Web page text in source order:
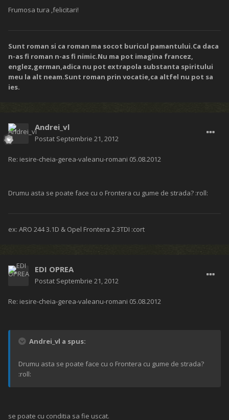
Frumosa tura ,felicitari!
Sunt roman si ca roman ma socot buricul pamantului.Ca daca
n-as fi roman n-as fi nimic.Nu ma pot imagina francez,
englez,german,adica nu pot extrapola substanta spiritului
meu la alt neam.Sunt roman prin vocatie,ca altfel nu pot sa
ies.
Andrei_vl
Postat Septembrie 21, 2012
Re: iesire-cheia-gerea-valeanu-romani 05.08.2012
Drumu asta se poate face cu o Frontera cu gume de strada? :roll:
ex: ARO 244 3.1D & Opel Frontera 2.3TDI :cort
EDI OPREA
Postat Septembrie 21, 2012
Re: iesire-cheia-gerea-valeanu-romani 05.08.2012
Andrei_vl a spus:
Drumu asta se poate face cu o Frontera cu gume de strada?
:roll:
se poate cu conditia sa fie uscat.